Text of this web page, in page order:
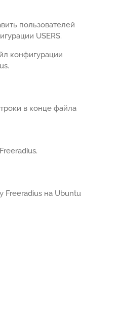
пользователей
USERS.
конфигурации
в конце файла
Freeradius на Ubuntu